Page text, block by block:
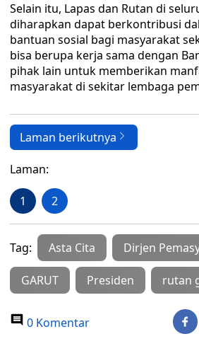
Selain itu, Lapas dan Rutan di
diharapkan dapat berkontribusi
bantuan sosial bagi masyarakat
bisa berupa kerja sama dengan
pihak lain untuk memberikan
masyarakat di sekitar lembaga
Laman berikutnya
Laman:
1 2
Tag: Asta Cita Dirjen
GARUT Presiden rutan
0 Komentar